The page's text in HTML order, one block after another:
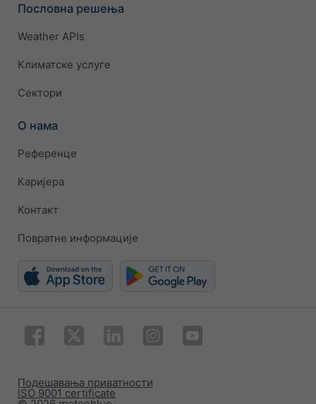
Пословна решења
Weather APIs
Климатске услуге
Сектори
О нама
Референце
Каријера
Контакт
Повратне информације
ISO 9001 certificate
Подешавања приватности